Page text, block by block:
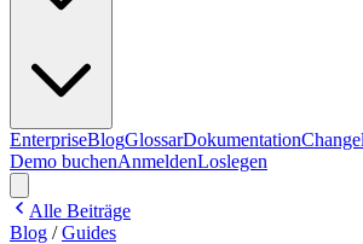
EnterpriseBlogGlossarDokumentation
Demo buchenAnmeldenLoslegen
Alle Beiträge
Blog /Guides